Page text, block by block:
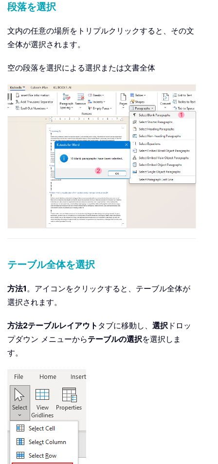
段落を選択
文内の任意の場所をトリプルクリックすると、その文
全体が選択されます。
空の段落を選択による選択または文書全体
テーブル全体を選択
方法1 。アイコンをクリックすると、テーブル全体が
選択されます。
方法2テーブルレイアウト タブに移動し、 選択 ドロッ
プダウン メニューからテーブルの選択を選択しま
す。